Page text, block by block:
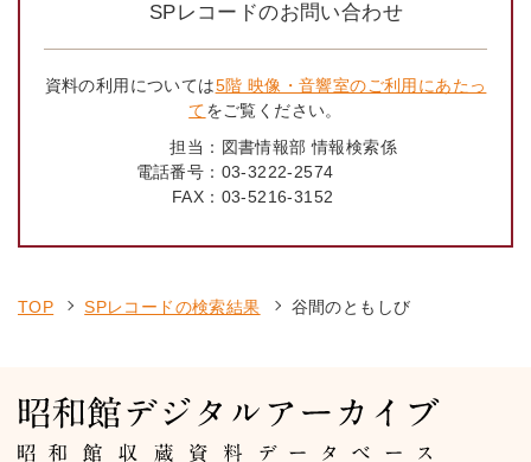
SPレコードのお問い合わせ
資料の利用については5階 映像・音響室のご利用にあたっ
てをご覧ください。
担当： 図書情報部 情報検索係
電話番号： 03-3222-2574
FAX： 03-5216-3152
TOP SPレコードの検索結果 谷間のともしび